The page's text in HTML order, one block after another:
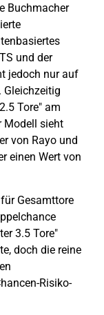
Buchmacher
und der
jedoch nur auf
Gleichzeitig
Tore" am
Modell sieht
von Rayo und
einen Wert von
Gesamttore
3.5 Tore"
doch die reine
Risiko-